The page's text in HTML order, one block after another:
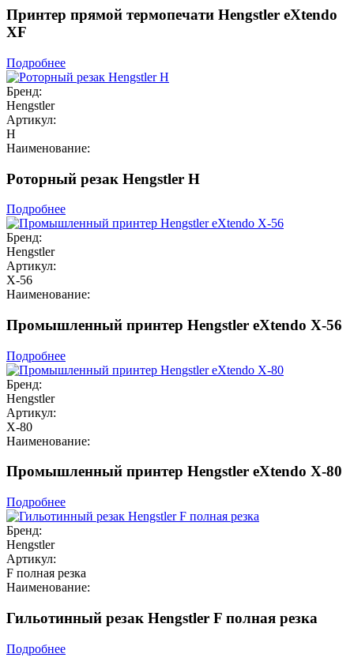
Принтер прямой термопечати Hengstler eXtendo
XF
Подробнее
Бренд:
Hengstler
Артикул:
H
Наименование:
Роторный резак Hengstler H
Подробнее
Бренд:
Hengstler
Артикул:
X-56
Наименование:
Промышленный принтер Hengstler eXtendo X-56
Подробнее
Бренд:
Hengstler
Артикул:
X-80
Наименование:
Промышленный принтер Hengstler eXtendo X-80
Подробнее
Бренд:
Hengstler
Артикул:
F полная резка
Наименование:
Гильотинный резак Hengstler F полная резка
Подробнее